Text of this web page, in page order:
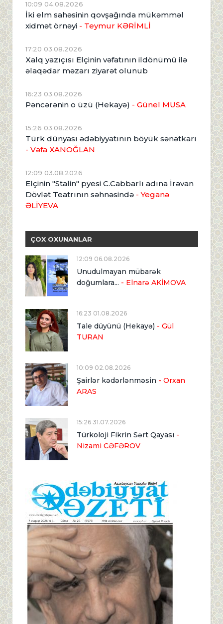
10:09 04.08.2026
İki elm sahəsinin qovşağında mükəmməl
xidmət örnəyi - Teymur KƏRİMLİ
17:20 03.08.2026
Xalq yazıçısı Elçinin vəfatının ildönümü ilə
əlaqədar məzarı ziyarət olunub
16:23 03.08.2026
Pəncərənin o üzü (Hekayə) - Günel MUSA
15:26 03.08.2026
Türk dünyası ədəbiyyatının böyük sənətkarı
- Vəfa XANOĞLAN
12:09 03.08.2026
Elçinin "Stalin" pyesi C.Cabbarlı adına İrəvan
Dövlət Teatrının səhnəsində - Yeganə
ƏLİYEVA
ÇOX OXUNANLAR
12:09 06.08.2026
Unudulmayan mübarək
doğumlara... - Elnarə AKİMOVA
16:23 01.08.2026
Tale düyünü (Hekayə) - Gül
TURAN
10:09 02.08.2026
Şairlər kədərlənməsin - Orxan
ARAS
15:26 31.07.2026
Türkoloji Fikrin Sərt Qayası -
Nizami CƏFƏROV